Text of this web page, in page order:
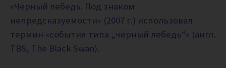
«Чёрный лебедь. Под знаком
непредсказуемости» (2007 г.) использовал
термин «события типа „чёрный лебедь“» (англ.
TBS, The Black Swan).